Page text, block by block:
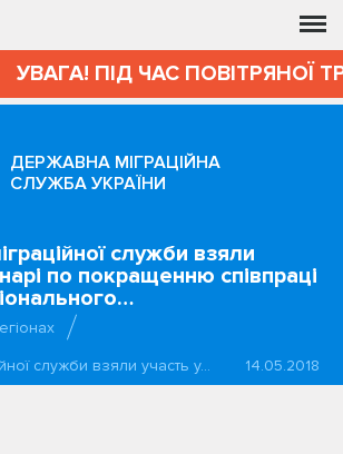
УВАГА! ПІД ЧАС ПОВІТРЯНОЇ
ДЕРЖАВНА МІГРАЦІЙНА
СЛУЖБА УКРАЇНИ
служби взяли
по покращенню співпраці
служби взяли участь у…
14.05.2018